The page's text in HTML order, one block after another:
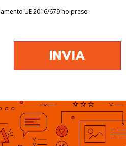
UE 2016/679 ho preso